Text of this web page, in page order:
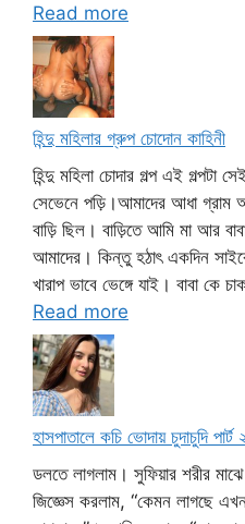
Read more
হিন্দু মহিলার গ্রুপ চোদোন কাহিনী
হিন্দু মহিলা চোদার গল্প এই গল্পটা
সেভেনে পড়ি।আমাদের আধা গ্রাম
বাড়ি ছিল। বাড়িতে আমি মা আর
আমাদের। কিন্তু হঠাৎ একদিন
খারাপ ভাবে ভেঙ্গে যাই। বাবা কে
Read more
হাসপাতালে কচি ভোদায় চুদাচুদি পার্ট
ডলতে লাগলাম। সুফিয়ার শরীর
জিজ্ঞেস করলাম, “কেমন লাগছে